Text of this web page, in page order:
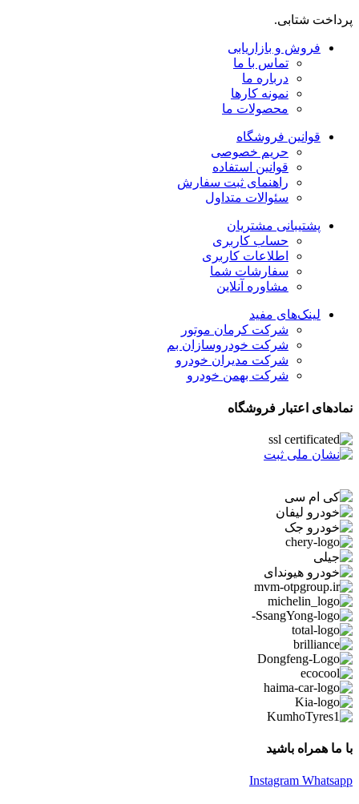
پرداخت شتابی.
فروش و بازاریابی
تماس با ما
درباره ما
نمونه کارها
محصولات ما
قوانین فروشگاه
حریم خصوصی
قوانین استفاده
راهنمای ثبت سفارش
سئوالات متداول
پشتیبانی مشتریان
حساب کاربری
اطلاعات کاربری
سفارشات شما
مشاوره آنلاین
لینک‌های مفید
شرکت کرمان موتور
شرکت خودروسازان بم
شرکت مدیران خودرو
شرکت بهمن خودرو
نمادهای اعتبار فروشگاه
با ما همراه باشید
Instagram Whatsapp